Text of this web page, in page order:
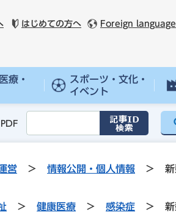
はじめての方へ Foreign language
療・
スポーツ・文化・
イベント
PDF
営 > 情報公開・個人情報 >
> 健康医療 > 感染症 >